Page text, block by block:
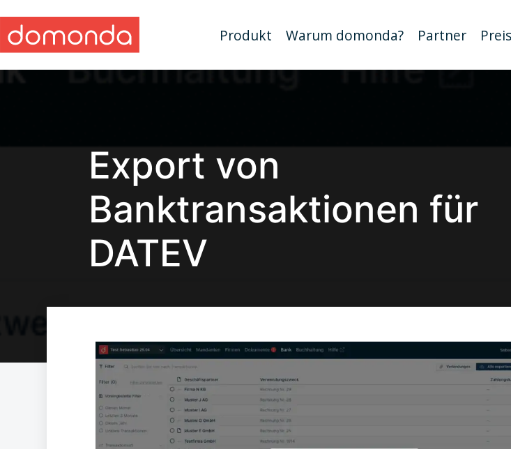
Produkt Warum domonda? Partner
Export von
Banktransaktionen für
DATEV